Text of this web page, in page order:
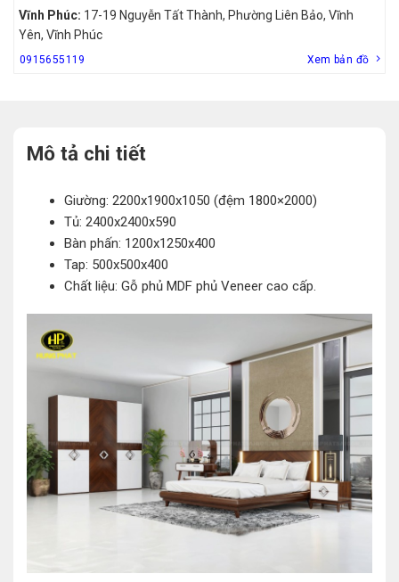
Vĩnh Phúc: 17-19 Nguyễn Tất Thành, Phường Liên Bảo, Vĩnh
Yên, Vĩnh Phúc
0915655119 Xem bản đồ
Mô tả chi tiết
Giường: 2200x1900x1050 (đệm 1800×2000)
Tủ: 2400x2400x590
Bàn phấn: 1200x1250x400
Tap: 500x500x400
Chất liệu: Gỗ phủ MDF phủ Veneer cao cấp.